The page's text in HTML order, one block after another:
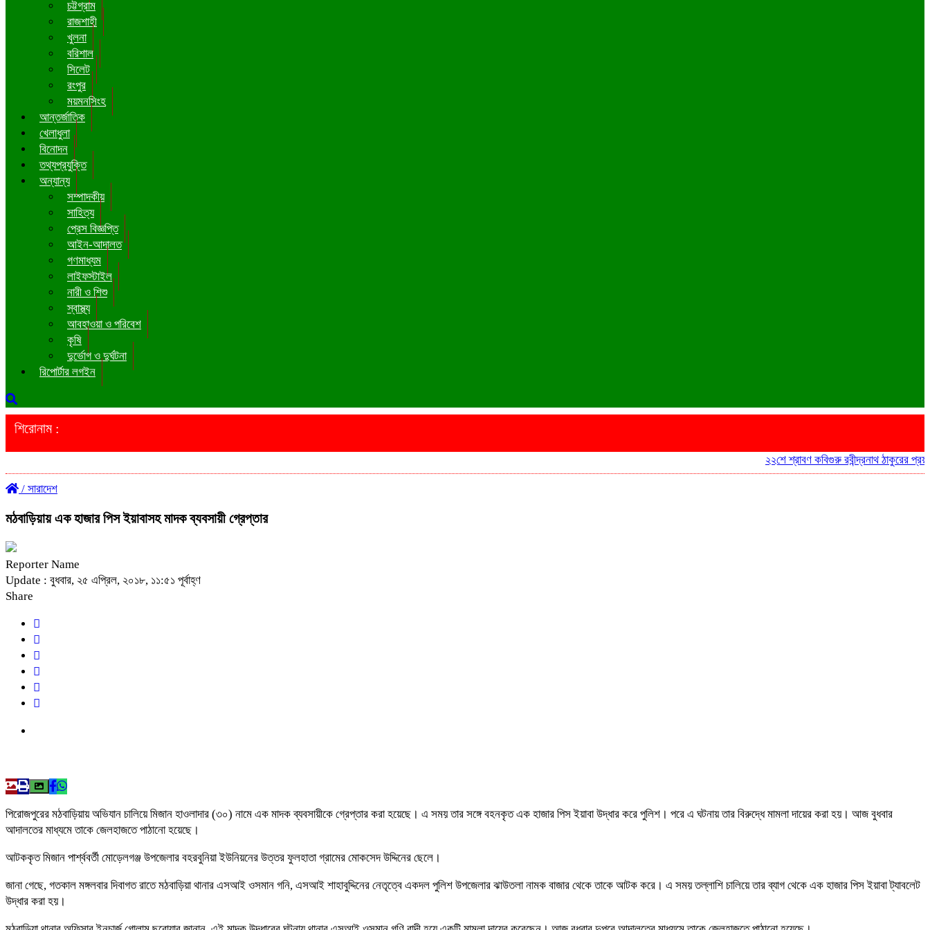
চট্টগ্রাম
রাজশাহী
খুলনা
বরিশাল
সিলেট
রংপুর
ময়মনসিংহ
আন্তর্জাতিক
খেলাধুলা
বিনোদন
তথ্যপ্রযুক্তি
অন্যান্য
সম্পাদকীয়
সাহিত্য
প্রেস বিজ্ঞপ্তি
আইন-আদালত
গণমাধ্যম
লাইফস্টাইল
নারী ও শিশু
স্বাস্থ্য
আবহাওয়া ও পরিবেশ
কৃষি
দুর্ভোগ ও দুর্ঘটনা
রিপোর্টার লগইন
শিরোনাম :
২২শে শ্রাবণ কবিগুরু রবীন্দ্রনাথ ঠাকুরের প্রয়াণ
/ সারাদেশ
মঠবাড়িয়ায় এক হাজার পিস ইয়াবাসহ মাদক ব্যবসায়ী গ্রেপ্তার
Reporter Name
Update : বুধবার, ২৫ এপ্রিল, ২০১৮, ১১:৫১ পূর্বাহ্ণ
Share
পিরোজপুরের মঠবাড়িয়ায় অভিযান চালিয়ে মিজান হাওলাদার (৩০) নামে এক মাদক ব্যবসায়ীকে গ্রেপ্তার করা হয়েছে। এ সময় তার সঙ্গে বহনকৃত এক হাজার পিস ইয়াবা উদ্ধার করে পুলিশ। পরে এ ঘটনায় তার বিরুদ্ধে মামলা দায়ের করা হয়। আজ বুধবার
আদালতের মাধ্যমে তাকে জেলহাজতে পাঠানো হয়েছে।
আটককৃত মিজান পার্শ্ববর্তী মোড়েলগঞ্জ উপজেলার বহরবুনিয়া ইউনিয়নের উত্তর ফুলহাতা গ্রামের মোকসেদ উদ্দিনের ছেলে।
জানা গেছে, গতকাল মঙ্গলবার দিবাগত রাতে মঠবাড়িয়া থানার এসআই ওসমান গনি, এসআই শাহাবুদ্দিনের নেতৃত্বে একদল পুলিশ উপজেলার ঝাউতলা নামক বাজার থেকে তাকে আটক করে। এ সময় তল্লাশি চালিয়ে তার ব্যাগ থেকে এক হাজার পিস ইয়াবা ট্যাবলেট
উদ্ধার করা হয়।